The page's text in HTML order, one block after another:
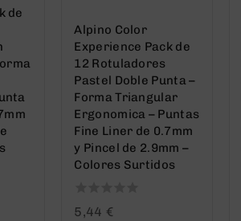
de
Alpino Color
Experience Pack de
12 Rotuladores
Pastel Doble Punta –
Forma Triangular
Ergonomica – Puntas
Fine Liner de 0.7mm
y Pincel de 2.9mm –
Colores Surtidos
0
5,44 €